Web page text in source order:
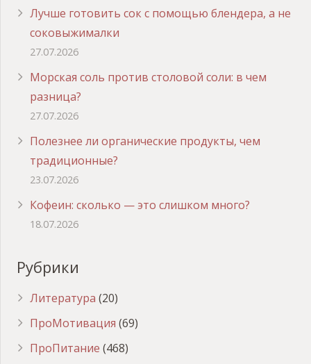
Лучше готовить сок с помощью блендера, а не
соковыжималки
27.07.2026
Морская соль против столовой соли: в чем
разница?
27.07.2026
Полезнее ли органические продукты, чем
традиционные?
23.07.2026
Кофеин: сколько — это слишком много?
18.07.2026
Рубрики
Литература (20)
ПроМотивация (69)
ПроПитание (468)